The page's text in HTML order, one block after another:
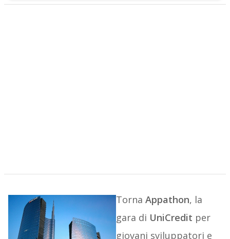
Torna Appathon, la
gara di UniCredit per
giovani sviluppatori e